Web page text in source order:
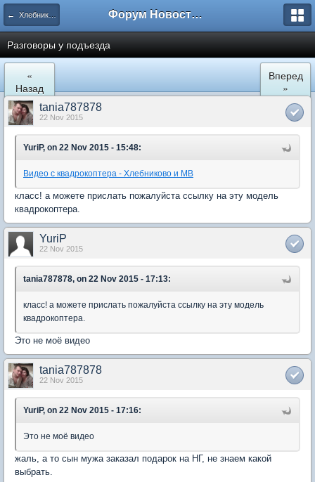
← Хлебниково Форум Новостройки
Разговоры у подъезда
«
Назад
Вперед
»
tania787878
22 Nov 2015
YuriP, on 22 Nov 2015 - 15:48:
Видео с квадрокоптера - Хлебниково и МВ
класс! а можете прислать пожалуйста ссылку на эту модель
квадрокоптера.
YuriP
22 Nov 2015
tania787878, on 22 Nov 2015 - 17:13:
класс! а можете прислать пожалуйста ссылку на эту модель
квадрокоптера.
Это не моё видео
tania787878
22 Nov 2015
YuriP, on 22 Nov 2015 - 17:16:
Это не моё видео
жаль, а то сын мужа заказал подарок на НГ, не знаем какой
выбрать.